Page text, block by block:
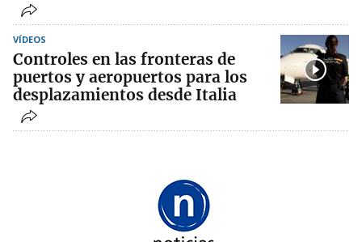
VÍDEOS
Controles en las fronteras de
puertos y aeropuertos para los
desplazamientos desde Italia